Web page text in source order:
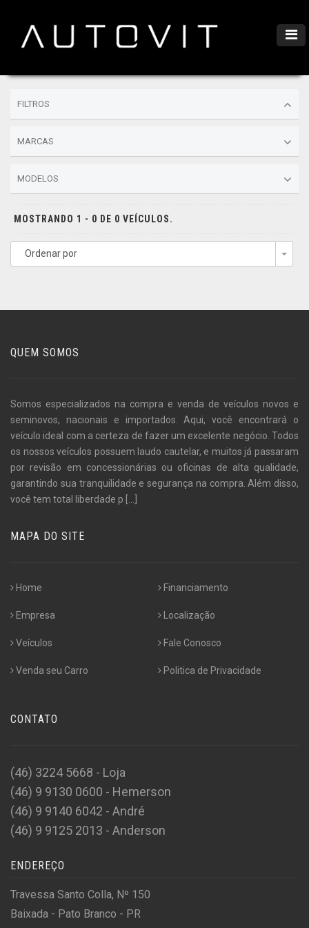
FILTROS
MARCAS
MODELOS
MOSTRANDO 1 - 0 DE 0 VEÍCULOS.
Ordenar por
QUEM SOMOS
Somos especializados na compra e venda de veículos novos e
seminovos, nacionais e importados. Aqui, você encontrará o
veículo ideal com a certeza de fazer um excelente negócio. Todos
os nossos veículos possuem laudo cautelar, e muitos já passaram
por revisão em concessionárias ou oficinas de alta qualidade,
garantindo sua tranquilidade e segurança na compra. Além disso,
você tem total liberdade p
MAPA DO SITE
Home
Empresa
Veículos
Venda seu Carro
Financiamento
Localização
Fale Conosco
Politica de Privacidade
CONTATO
(46) 3224 5668 - Loja
(46) 9 9130 0600 - Hemerson
(46) 9 9140 6042 - André
(46) 9 9125 2013 - Anderson
ENDEREÇO
Travessa Santo Colla, Nº 150
Baixada - Pato Branco - PR